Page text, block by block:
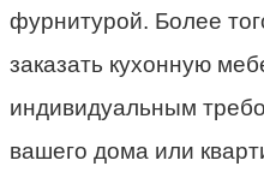
фурнитурой. Более
заказать кухонную
индивидуальным
вашего дома или